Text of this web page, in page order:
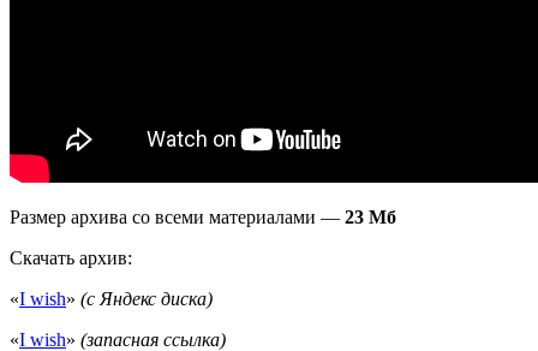
Размер архива со всеми материалами — 23 Мб
Скачать архив:
«I wish» (с Яндекс диска)
«I wish» (запасная ссылка)